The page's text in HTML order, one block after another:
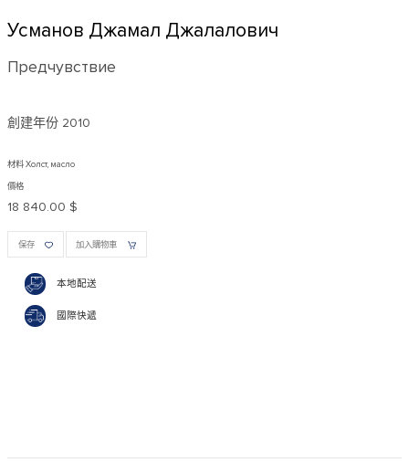
Усманов Джамал Джалалович
Предчувствие
創建年份 2010
材料 Холст, масло
價格
18 840.00 $
保存 加入購物車
本地配送
國際快遞